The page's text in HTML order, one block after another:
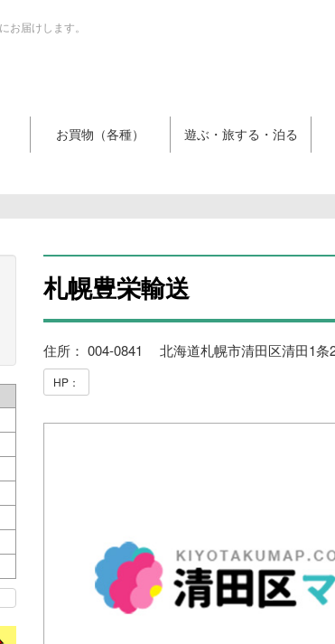
届けします。
お買物（各種） 遊ぶ・旅する・泊る
札幌豊栄輸送
住所： 004-0841 北海道札幌市清田区清田1条
HP：